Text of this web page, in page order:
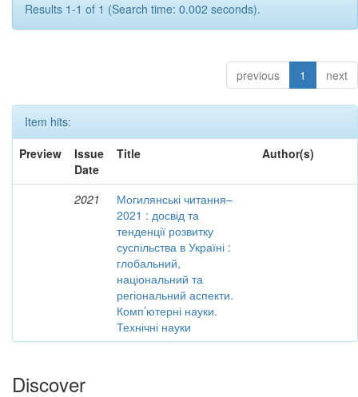
Results 1-1 of 1 (Search time: 0.002 seconds).
previous 1 next
Item hits:
Preview
Issue
Date
Title Author(s)
2021
Могилянські читання–
2021 : досвід та
тенденції розвитку
суспільства в Україні :
глобальний,
національний та
регіональний аспекти.
Комп’ютерні науки.
Технічні науки
Discover